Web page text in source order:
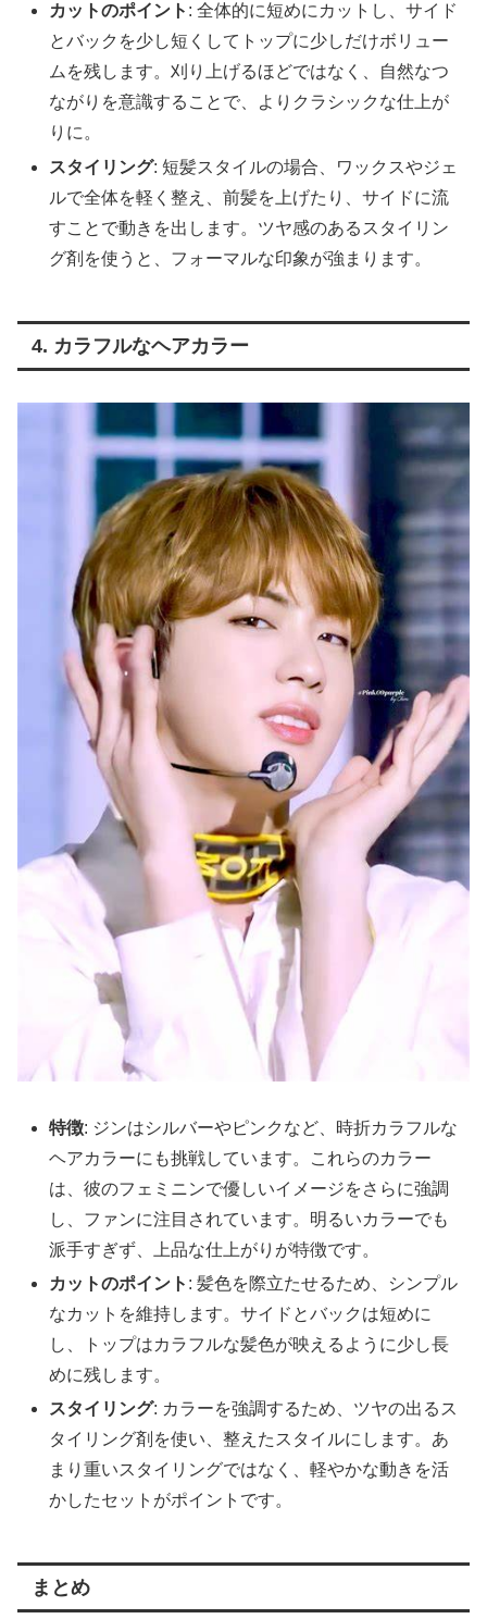
カットのポイント : 全体的に短めにカットし、サイド
とバックを少し短くしてトップに少しだけボリュー
ムを残します。刈り上げるほどではなく、自然なつ
ながりを意識することで、よりクラシックな仕上が
りに。
スタイリング: 短髪スタイルの場合、ワックスやジェ
ルで全体を軽く整え、前髪を上げたり、サイドに流
すことで動きを出します。ツヤ感のあるスタイリン
グ剤を使うと、フォーマルな印象が強まります。
4. カラフルなヘアカラー
特徴: ジンはシルバーやピンクなど、時折カラフルな
ヘアカラーにも挑戦しています。これらのカラー
は、彼のフェミニンで優しいイメージをさらに強調
し、ファンに注目されています。明るいカラーでも
派手すぎず、上品な仕上がりが特徴です。
カットのポイント : 髪色を際立たせるため、シンプル
なカットを維持します。サイドとバックは短めに
し、トップはカラフルな髪色が映えるように少し長
めに残します。
スタイリング: カラーを強調するため、ツヤの出るス
タイリング剤を使い、整えたスタイルにします。あ
まり重いスタイリングではなく、軽やかな動きを活
かしたセットがポイントです。
まとめ